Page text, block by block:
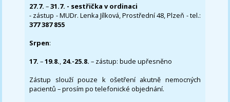
27.7.–31.7. - sestřička v ordinaci
- zástup - MUDr. Lenka Jílková, Prostřední 48, Plzeň - tel.:
377 387 855
Srpen:
17. –19.8., 24.-25.8. – zástup: bude upřesněno
Zástup slouží pouze k ošetření akutně nemocných
pacientů – prosím po telefonické objednání.